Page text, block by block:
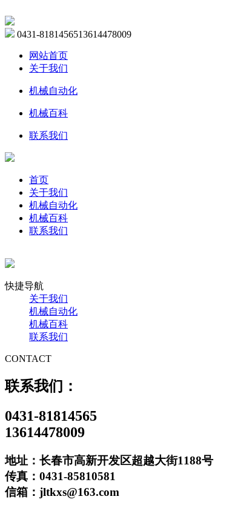
0431-8181456513614478009
网站首页
关于我们
机械自动化
机械百科
联系我们
首页
关于我们
机械自动化
机械百科
联系我们
快捷导航
关于我们
机械自动化
机械百科
联系我们
CONTACT
联系我们：
0431-81814565
13614478009
地址：长春市高新开发区超越大街1188号
传真：0431-85810581
信箱：jltkxs@163.com